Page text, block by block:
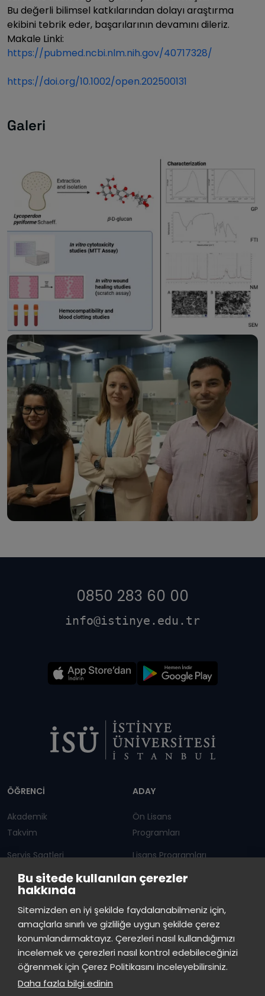
Bu sitede kullanılan çerezler
hakkında
Sitemizden en iyi şekilde faydalanabilmeniz için,
amaçlarla sınırlı ve gizliliğe uygun şekilde çerez
konumlandırmaktayız. Çerezleri nasıl kullandığımızı
incelemek ve çerezleri nasıl kontrol edebileceğinizi
öğrenmek için Çerez Politikasını inceleyebilirsiniz.
Daha fazla bilgi edinin
Bu değerli bilimsel katkılarından dolayı araştırma
ekibini tebrik eder, başarılarının devamını dileriz.
Makale Linki:
https://pubmed.ncbi.nlm.nih.gov/40717328/
https://doi.org/10.1002/open.202500131
Galeri
0850 283 60 00
info@istinye.edu.tr
ÖĞRENCİ
Akademik
Takvim
Servis Saatleri
Duyurular
ADAY
Ön Lisans
Programları
Lisans Programları
Lisansüstü
İSTİNYE
Basın
Kiti
İhaleler İstinye Post Kampüslerimiz
çevrimiçi
İstinye Üniversitesi
Merhaba! Size nasıl yardımcı
olabilirim?